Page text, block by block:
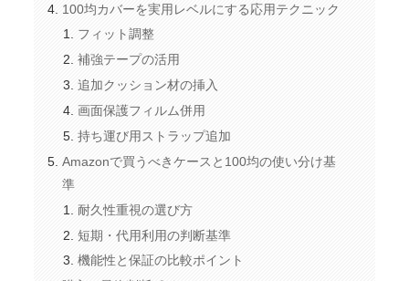
100均カバーを実用レベルにする応用テクニック
フィット調整
補強テープの活用
追加クッション材の挿入
画面保護フィルム併用
持ち運び用ストラップ追加
Amazonで買うべきケースと100均の使い分け基
準
耐久性重視の選び方
短期・代用利用の判断基準
機能性と保証の比較ポイント